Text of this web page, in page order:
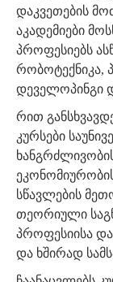
დაკვეთების
აკადემიები
პროფესიებს
რობოტექნიკა,
დეველოპინგი
რით
კურსები
სწავლების
თეორიული
პროფესიისა
და ხშირად